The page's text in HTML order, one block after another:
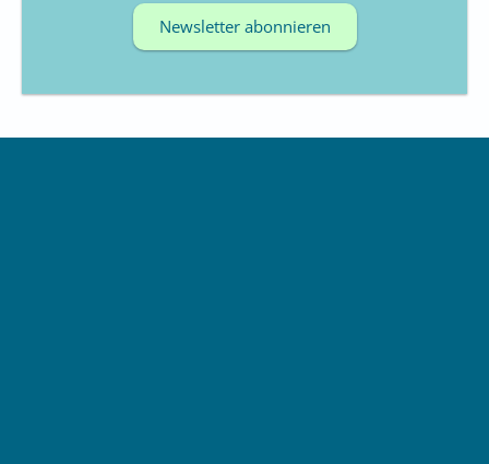
Newsletter abonnieren